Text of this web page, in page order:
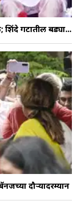
शिंदे गटातील बड्या...
दौऱ्यादरम्यान